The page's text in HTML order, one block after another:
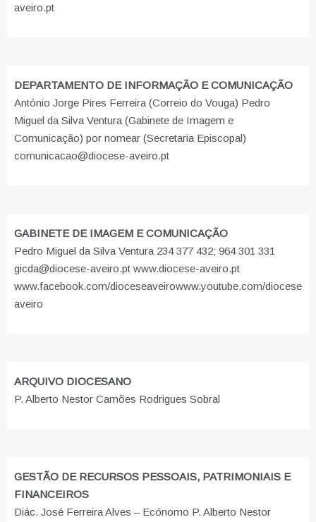
aveiro.pt
DEPARTAMENTO DE INFORMAÇÃO E COMUNICAÇÃO
António Jorge Pires Ferreira (Correio do Vouga) Pedro
Miguel da Silva Ventura (Gabinete de Imagem e
Comunicação) por nomear (Secretaria Episcopal)
comunicacao@diocese-aveiro.pt
GABINETE DE IMAGEM E COMUNICAÇÃO
Pedro Miguel da Silva Ventura 234 377 432; 964 301 331
gicda@diocese-aveiro.pt www.diocese-aveiro.pt
www.facebook.com/dioceseaveirowww.youtube.com/diocese
aveiro
ARQUIVO DIOCESANO
P. Alberto Nestor Camões Rodrigues Sobral
GESTÃO DE RECURSOS PESSOAIS, PATRIMONIAIS E
FINANCEIROS
Diác. José Ferreira Alves – Ecónomo P. Alberto Nestor